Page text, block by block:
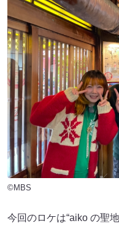
©MBS
今回のロケは“aiko の聖